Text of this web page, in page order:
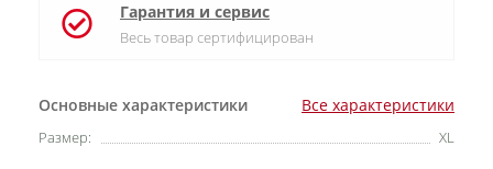
Основные характеристики Все характеристики
Размер: XL
Гарантия и сервис
Весь товар сертифицирован